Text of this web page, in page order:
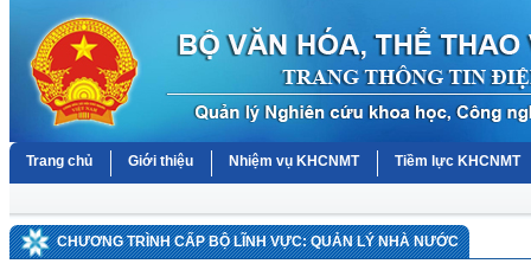
Trang chủ Giới thiệu Nhiệm vụ KHCNMT Tiềm lực KHCNMT
CHƯƠNG TRÌNH CẤP BỘ LĨNH VỰC: QUẢN LÝ NHÀ NƯỚC